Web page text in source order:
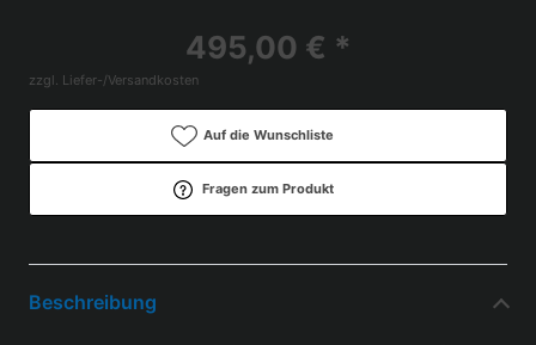
495,00 € *
zzgl. Liefer-/Versandkosten
Auf die Wunschliste
Fragen zum Produkt
Beschreibung